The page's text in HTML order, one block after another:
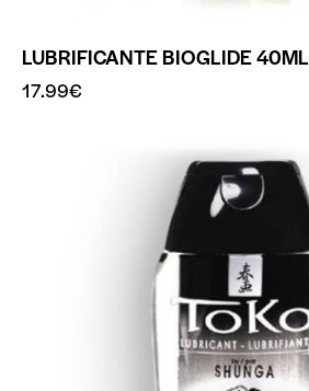
LUBRIFICANTE BIOGLIDE 40ML
17.99€